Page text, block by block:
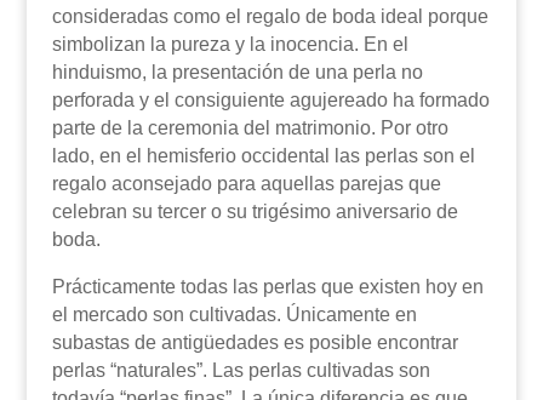
consideradas como el regalo de boda ideal porque
simbolizan la pureza y la inocencia. En el
hinduismo, la presentación de una perla no
perforada y el consiguiente agujereado ha formado
parte de la ceremonia del matrimonio. Por otro
lado, en el hemisferio occidental las perlas son el
regalo aconsejado para aquellas parejas que
celebran su tercer o su trigésimo aniversario de
boda.
Prácticamente todas las perlas que existen hoy en
el mercado son cultivadas. Únicamente en
subastas de antigüedades es posible encontrar
perlas “naturales”. Las perlas cultivadas son